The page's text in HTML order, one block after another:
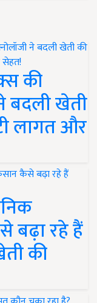
की
बदली खेती
लागत और
बढ़ा रहे हैं
की